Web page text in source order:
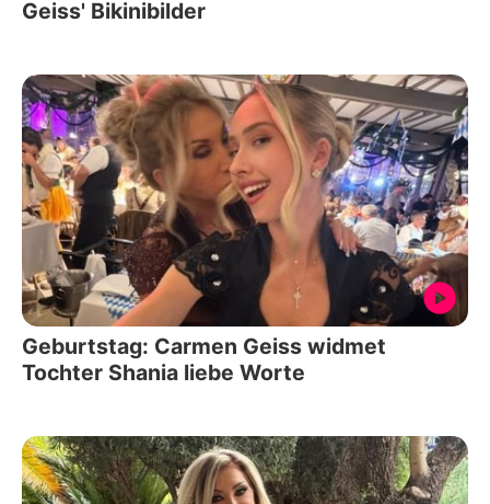
Geiss' Bikinibilder
Geburtstag: Carmen Geiss widmet
Tochter Shania liebe Worte